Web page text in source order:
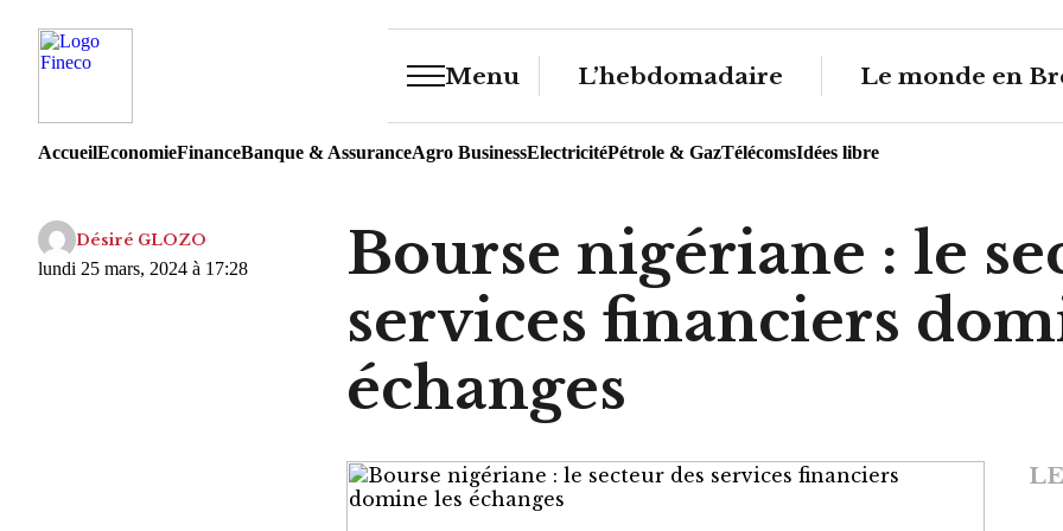
Menu L’hebdomadaire Le monde en
AccueilEconomieFinanceBanque & AssuranceAgro BusinessElectricitéPétrole & GazTélécomsIdées libre
Désiré GLOZO
lundi 25 mars, 2024 à 17:28
Bourse nigériane : le
services financiers
échanges